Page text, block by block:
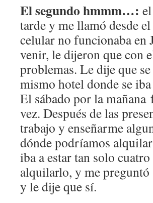
El segundo hmmm…:
tarde y me llamó desde
celular no funcionaba en
venir, le dijeron que con
problemas. Le dije que
mismo hotel donde se
El sábado por la
vez. Después de las
trabajo y enseñarme
dónde podríamos
iba a estar tan solo
alquilarlo, y me
y le dije que sí.